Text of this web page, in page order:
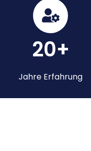
20+
Jahre Erfahrung